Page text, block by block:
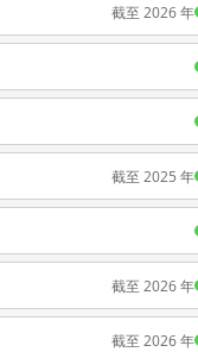
截至 2026 年
截至 2025 年
截至 2026 年
截至 2026 年